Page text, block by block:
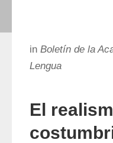
in Boletín de la
Lengua
El